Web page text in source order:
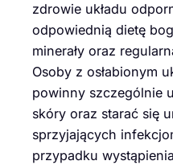
zdrowie układu
odpowiednią dietę
minerały oraz
Osoby z osłabionym
powinny szczególnie
skóry oraz starać się
sprzyjających
przypadku